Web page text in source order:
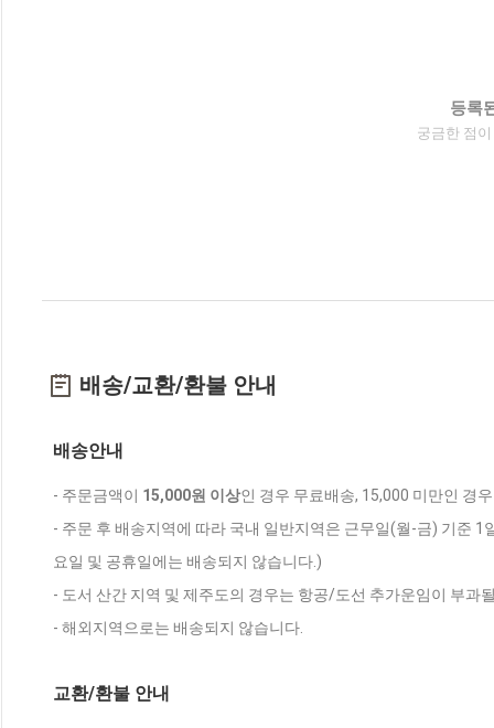
등록
궁금한 점
배송/교환/환불 안내
배송안내
- 주문금액이 15,000원 이상인 경우 무료배송, 15,000 미만인 경
- 주문 후 배송지역에 따라 국내 일반지역은 근무일(월-금) 기준
요일 및 공휴일에는 배송되지 않습니다.)
- 도서 산간 지역 및 제주도의 경우는 항공/도선 추가운임이 부과
- 해외지역으로는 배송되지 않습니다.
교환/환불 안내